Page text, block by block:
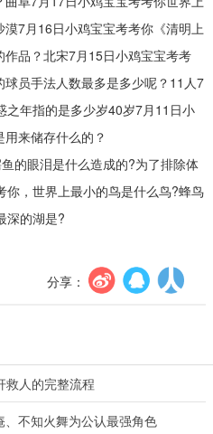
7月16日小鸡宝宝考考你《清明上
品？北宋7月15日小鸡宝宝考考
员手法人数最多是多少呢？11人7
之年指的是多少岁40岁7月11日小
来储存什么的？
的眼泪是什么造成的?为了排除体
你，世界上最小的鸟是什么鸟?蜂鸟
深的湖是?
分享：
救人的完整流程
不知火舞为公认最强角色